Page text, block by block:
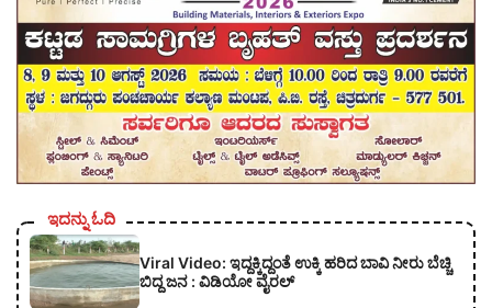
ಇದನ್ನು ಓದಿ
Viral Video: ಇದ್ದಕ್ಕಿದ್ದಂತೆ ಉಕ್ಕಿ ಹರಿದ ಬಾವಿ ನೀರು ಬೆಚ್ಚಿ
ಬಿದ್ದ ಜನ : ವಿಡಿಯೋ ವೈರಲ್